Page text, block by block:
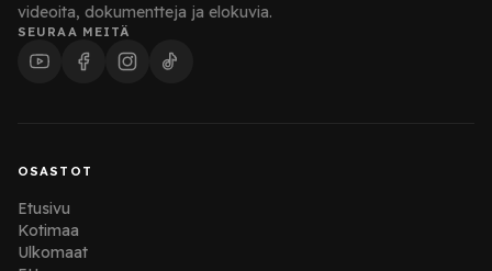
videoita, dokumentteja ja elokuvia.
SEURAA MEITÄ
OSASTOT
Etusivu
Kotimaa
Ulkomaat